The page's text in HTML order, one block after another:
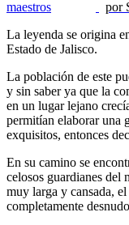
por
La leyenda se origina
Estado de Jalisco.
La población de este
y sin saber ya que la
en un lugar lejano
permitían elaborar una
exquisitos, entonces
En su camino se
celosos guardianes del
muy larga y cansada,
completamente